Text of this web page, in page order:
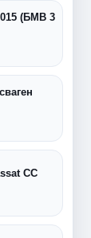
(БМВ 3
CC